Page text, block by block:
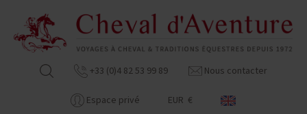
+33 (0)4 82 53 99 89 Nous contacter
Espace privé EUR €